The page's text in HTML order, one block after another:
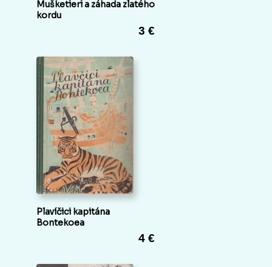
Mušketieri a záhada zlatého
kordu
3 €
Plavíčici kapitána
Bontekoea
4 €